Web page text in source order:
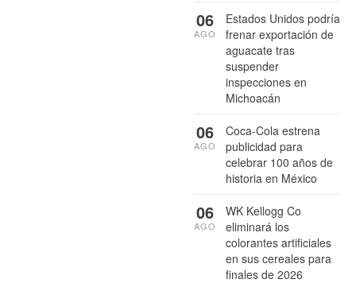
Estados Unidos podría
frenar exportación de
aguacate tras
suspender
inspecciones en
Michoacán
06
AGO
Coca-Cola estrena
publicidad para
celebrar 100 años de
historia en México
06
AGO
WK Kellogg Co
eliminará los
colorantes artificiales
en sus cereales para
finales de 2026
06
AGO